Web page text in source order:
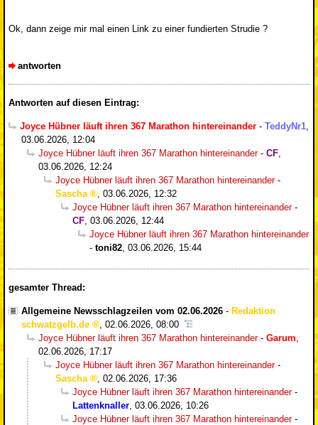
Ok, dann zeige mir mal einen Link zu einer fundierten Strudie ?
antworten
Antworten auf diesen Eintrag:
Joyce Hübner läuft ihren 367 Marathon hintereinander - TeddyNr1,
03.06.2026, 12:04
Joyce Hübner läuft ihren 367 Marathon hintereinander- CF,
03.06.2026, 12:24
Joyce Hübner läuft ihren 367 Marathon hintereinander-
Sascha
, 03.06.2026, 12:32
Joyce Hübner läuft ihren 367 Marathon hintereinander-
CF, 03.06.2026, 12:44
Joyce Hübner läuft ihren 367 Marathon hintereinander
- toni82, 03.06.2026, 15:44
gesamter Thread:
Allgemeine Newsschlagzeilen vom 02.06.2026 - Redaktion
schwatzgelb.de
02.06.2026, 08:00
Joyce Hübner läuft ihren 367 Marathon hintereinander- Garum
02.06.2026, 17:17
Joyce Hübner läuft ihren 367 Marathon hintereinander-
Sascha
02.06.2026, 17:36
Joyce Hübner läuft ihren 367 Marathon hintereinander-
Lattenknaller 03.06.2026, 10:26
Joyce Hübner läuft ihren 367 Marathon hintereinander-